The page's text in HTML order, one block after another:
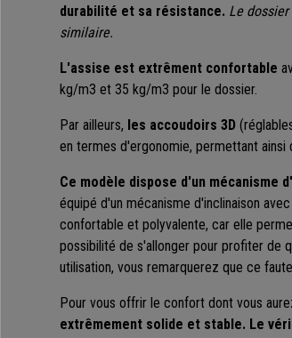
durabilité et sa résistance. Le
similaire.
L'assise est extrêment confortable
kg/m3 et 35 kg/m3 pour le dossier.
Par ailleurs, les accoudoirs 3D
en termes d'ergonomie, permettant
Ce modèle dispose d'un mécanisme
équipé d'un mécanisme d'inclinaison avec
confortable et polyvalente, car elle
possibilité de s'allonger pour profiter de
utilisation, vous remarquerez que ce
Pour vous offrir le confort dont vous
extrêmement solide et stable. Le